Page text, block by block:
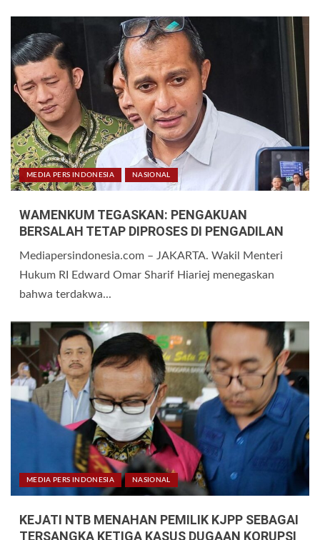
MEDIA PERS INDONESIA NASIONAL
WAMENKUM TEGASKAN: PENGAKUAN
BERSALAH TETAP DIPROSES DI PENGADILAN
Mediapersindonesia.com – JAKARTA. Wakil Menteri
Hukum RI Edward Omar Sharif Hiariej menegaskan
bahwa terdakwa...
MEDIA PERS INDONESIA NASIONAL
KEJATI NTB MENAHAN PEMILIK KJPP SEBAGAI
TERSANGKA KETIGA KASUS DUGAAN KORUPSI